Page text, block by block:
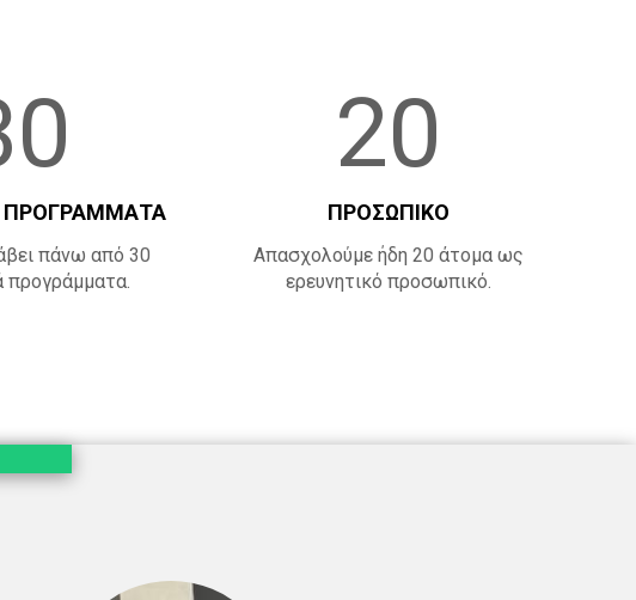
ΠΡΟΓΡΑΜΜΑΤΑ
πάνω από 30
προγράμματα.
20
ΠΡΟΣΩΠΙΚΟ
Απασχολούμε ήδη 20 άτομα ως
ερευνητικό προσωπικό.